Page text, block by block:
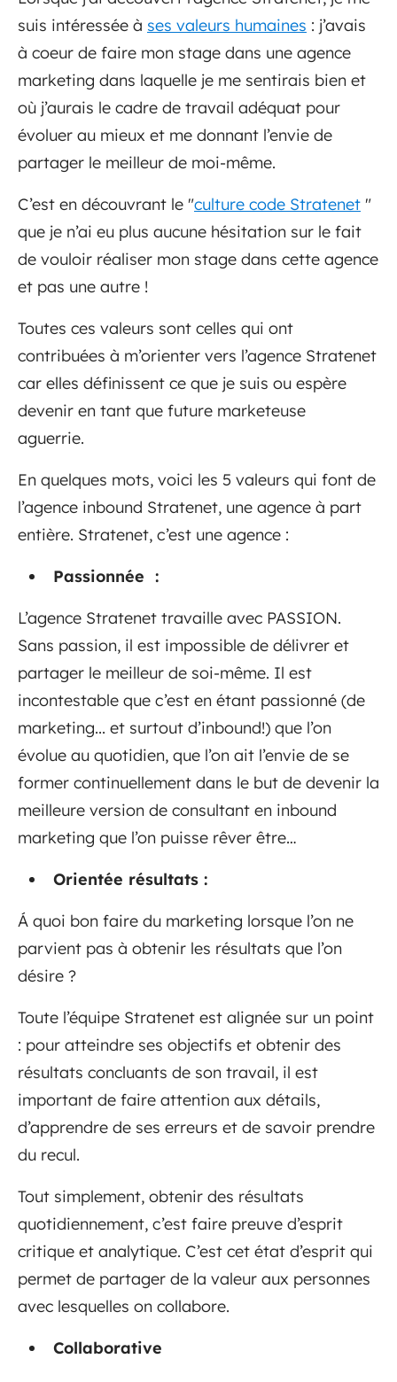
suis intéressée à ses valeurs humaines : j’avais
à coeur de faire mon stage dans une agence
marketing dans laquelle je me sentirais bien et
où j’aurais le cadre de travail adéquat pour
évoluer au mieux et me donnant l’envie de
partager le meilleur de moi-même.
C’est en découvrant le "culture code Stratenet "
que je n’ai eu plus aucune hésitation sur le fait
de vouloir réaliser mon stage dans cette agence
et pas une autre !
Toutes ces valeurs sont celles qui ont
contribuées à m’orienter vers l’agence Stratenet
car elles définissent ce que je suis ou espère
devenir en tant que future marketeuse
aguerrie.
En quelques mots, voici les 5 valeurs qui font de
l’agence inbound Stratenet, une agence à part
entière. Stratenet, c’est une agence :
Passionnée :
L’agence Stratenet travaille avec PASSION.
Sans passion, il est impossible de délivrer et
partager le meilleur de soi-même. Il est
incontestable que c’est en étant passionné (de
marketing... et surtout d’inbound!) que l’on
évolue au quotidien, que l’on ait l’envie de se
former continuellement dans le but de devenir la
meilleure version de consultant en inbound
marketing que l’on puisse rêver être…
Orientée résultats :
Á quoi bon faire du marketing lorsque l’on ne
parvient pas à obtenir les résultats que l’on
désire ?
Toute l’équipe Stratenet est alignée sur un point
: pour atteindre ses objectifs et obtenir des
résultats concluants de son travail, il est
important de faire attention aux détails,
d’apprendre de ses erreurs et de savoir prendre
du recul.
Tout simplement, obtenir des résultats
quotidiennement, c’est faire preuve d’esprit
critique et analytique. C’est cet état d’esprit qui
permet de partager de la valeur aux personnes
avec lesquelles on collabore.
Collaborative